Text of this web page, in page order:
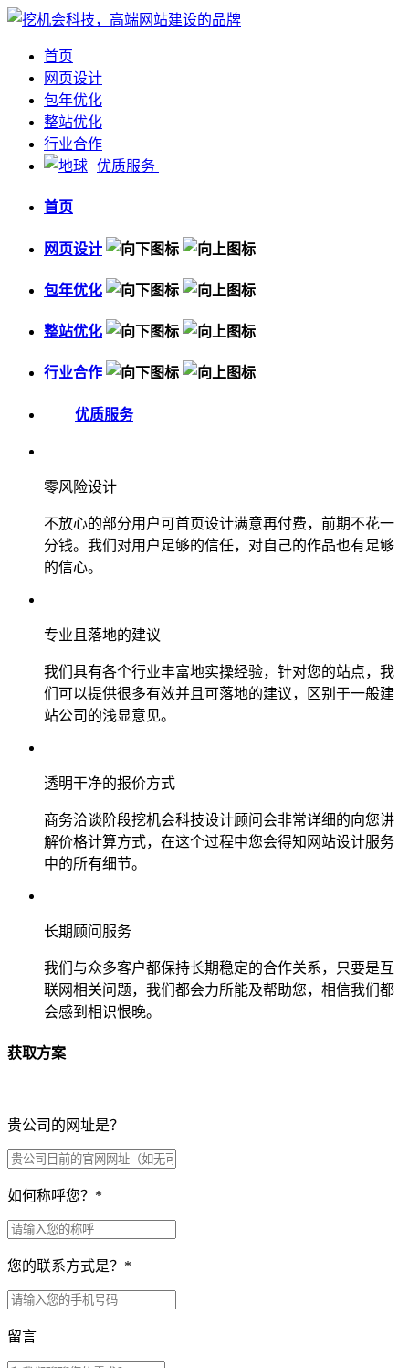
首页
网页设计
包年优化
整站优化
行业合作
优质服务
首页
网页设计
包年优化
整站优化
行业合作
优质服务
零风险设计
不放心的部分用户可首页设计满意再付费，前期不花一
分钱。我们对用户足够的信任，对自己的作品也有足够
的信心。
专业且落地的建议
我们具有各个行业丰富地实操经验，针对您的站点，我
们可以提供很多有效并且可落地的建议，区别于一般建
站公司的浅显意见。
透明干净的报价方式
商务洽谈阶段挖机会科技设计顾问会非常详细的向您讲
解价格计算方式，在这个过程中您会得知网站设计服务
中的所有细节。
长期顾问服务
我们与众多客户都保持长期稳定的合作关系，只要是互
联网相关问题，我们都会力所能及帮助您，相信我们都
会感到相识恨晚。
获取方案
贵公司的网址是？
如何称呼您？ *
您的联系方式是？ *
留言